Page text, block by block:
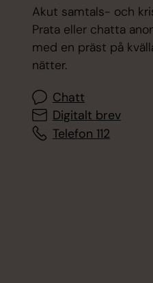
Akut samtals- och
Prata eller chatta
med en präst på
nätter.
Chatt
Digitalt brev
Telefon 112